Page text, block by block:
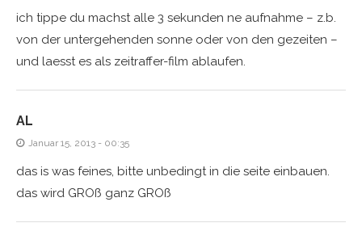
ich tippe du machst alle 3 sekunden ne aufnahme – z.b.
von der untergehenden sonne oder von den gezeiten –
und laesst es als zeitraffer-film ablaufen.
AL
Januar 15, 2013 - 00:35
das is was feines, bitte unbedingt in die seite einbauen.
das wird GROß ganz GROß